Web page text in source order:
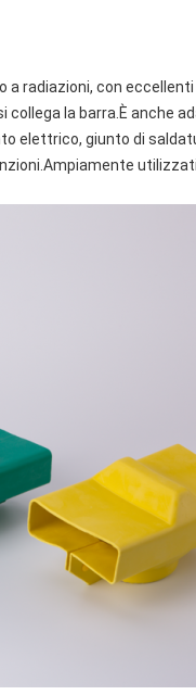
radiazioni, con
la barra.È anche
elettrico, giunto di